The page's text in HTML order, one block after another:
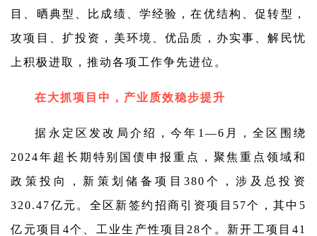
目、晒典型、比成绩、学经验，在优结构、促转型，
攻项目、扩投资，美环境、优品质，办实事、解民忧
上积极进取，推动各项工作争先进位。
在大抓项目中，产业质效稳步提升
据永定区发改局介绍，今年1—6月，全区围绕
2024年超长期特别国债申报重点，聚焦重点领域和
政策投向，新策划储备项目380个，涉及总投资
320.47亿元。全区新签约招商引资项目57个，其中5
亿元项目4个、工业生产性项目28个。新开工项目41